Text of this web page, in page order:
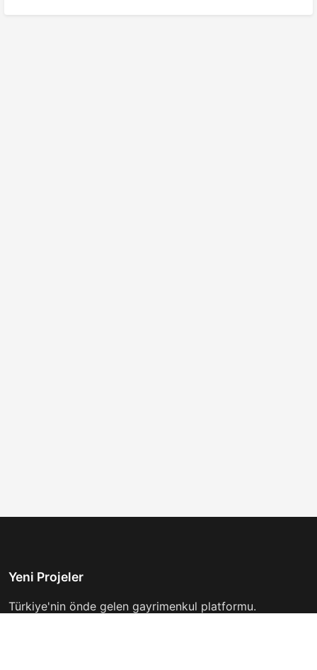
Yeni Projeler
Türkiye'nin önde gelen gayrimenkul platformu.